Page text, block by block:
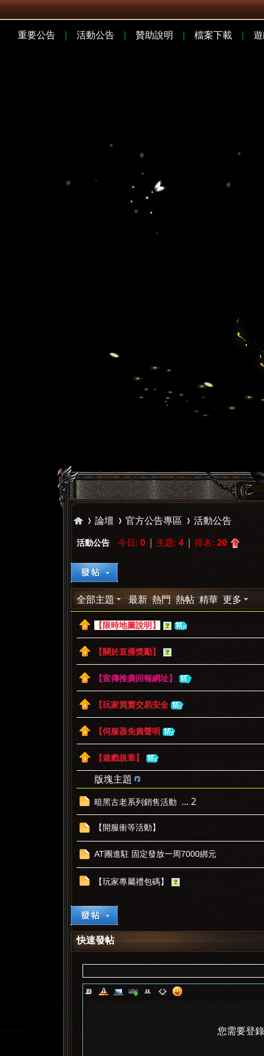
»
論壇 官方公告專區 活動公告
活動公告 今日: 0 | 主題: 4 | 排名: 20
全部主題 最新 熱門 熱帖 精華 更多
【限時地圖說明】
【關於直播獎勵】
【宣傳推廣回報網址】
【玩家買賣交易安全
【伺服器免責聲明
【遊戲規章】
版塊主題
暗黑古老系列銷售活動 ... 2
【開服衝等活動】
AT團進駐 固定發放一周7000綁元
【玩家專屬禮包碼】
快速發帖
您需要登